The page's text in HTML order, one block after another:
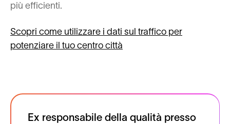
più efficienti.
Scopri come utilizzare i dati sul traffico per
potenziare il tuo centro città
Ex responsabile della qualità presso